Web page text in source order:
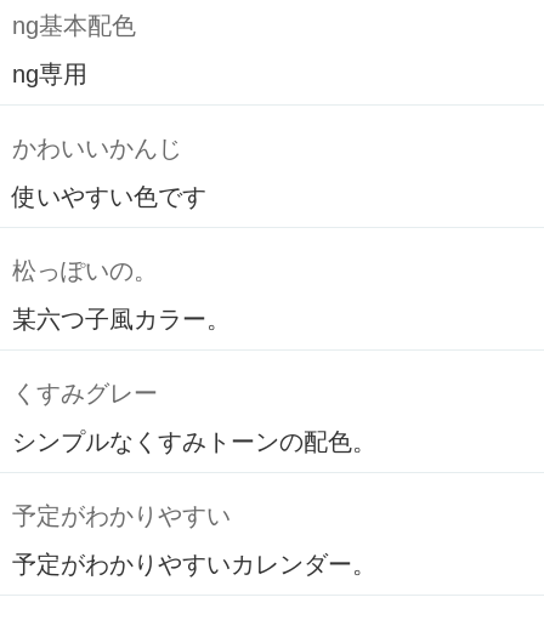
ng基本配色
ng専用
かわいいかんじ
使いやすい色です
松っぽいの。
某六つ子風カラー。
くすみグレー
シンプルなくすみトーンの配色。
予定がわかりやすい
予定がわかりやすいカレンダー。